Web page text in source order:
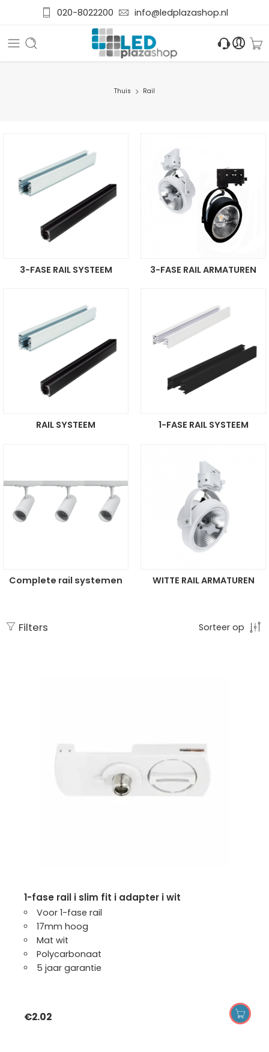
020-8022200 info@ledplazashop.nl
Thuis Rail
3-FASE RAIL SYSTEEM 3-FASE RAIL ARMATUREN
RAIL SYSTEEM 1-FASE RAIL SYSTEEM
Complete rail systemen WITTE RAIL ARMATUREN
Filters Sorteer op
1-fase rail i slim fit i adapter i wit
Voor 1-fase rail
17mm hoog
Mat wit
Polycarbonaat
5 jaar garantie
€2.02